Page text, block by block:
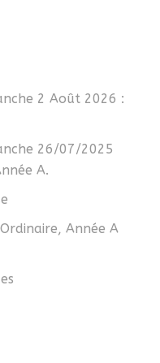
2 Août 2026 :
26/07/2025
A.
Année A